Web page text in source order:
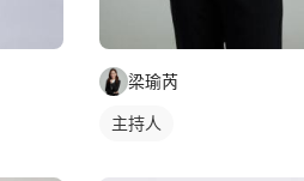
梁瑜芮
主持人